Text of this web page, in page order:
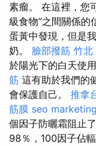
素瘤。 在這裡，您
級食物”之間關係的
蛋黃中發現，但是
奶。 臉部撥筋 竹北
於陽光下的白天使
筋 這有助於我們的
會保護自己。 推拿
筋膜 seo marketing
個因子防曬霜阻止
98％，100因子佔